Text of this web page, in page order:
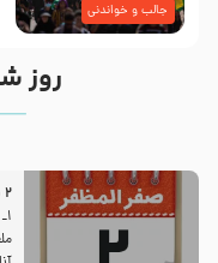
جالب و خواندنی
روز
2 صفرالمظفر